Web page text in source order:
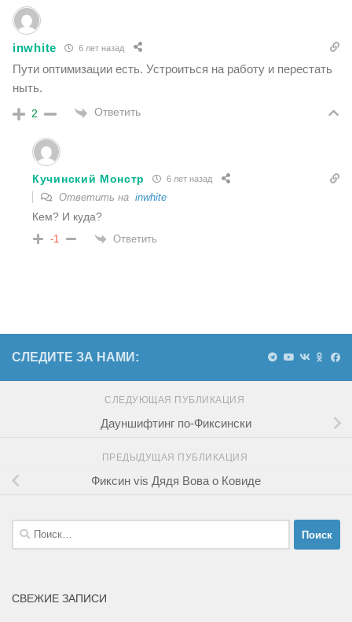
inwhite 6 лет назад
Пути оптимизации есть. Устроиться на работу и перестать
ныть.
2 Ответить
Кучинский Монстр 6 лет назад
Ответить на inwhite
Кем? И куда?
-1 Ответить
СЛЕДИТЕ ЗА НАМИ:
СЛЕДУЮЩАЯ ПУБЛИКАЦИЯ
Дауншифтинг по-Фиксински
ПРЕДЫДУЩАЯ ПУБЛИКАЦИЯ
Фиксин vis Дядя Вова о Ковиде
Найти:
СВЕЖИЕ ЗАПИСИ